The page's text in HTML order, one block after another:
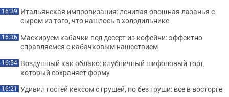
16:39 Итальянская импровизация: ленивая овощная лазанья с
сыром из того, что нашлось в холодильнике
16:36 Маскируем кабачки под десерт из кофейни: эффектно
справляемся с кабачковым нашествием
16:54 Воздушный как облако: клубничный шифоновый торт,
который сохраняет форму
16:21 Удивил гостей кексом с грушей, но без груши: все в восторге